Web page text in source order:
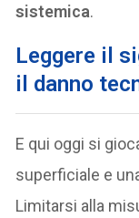
sistemica.
Leggere il
il danno
E qui oggi si
superficiale e
Limitarsi alla